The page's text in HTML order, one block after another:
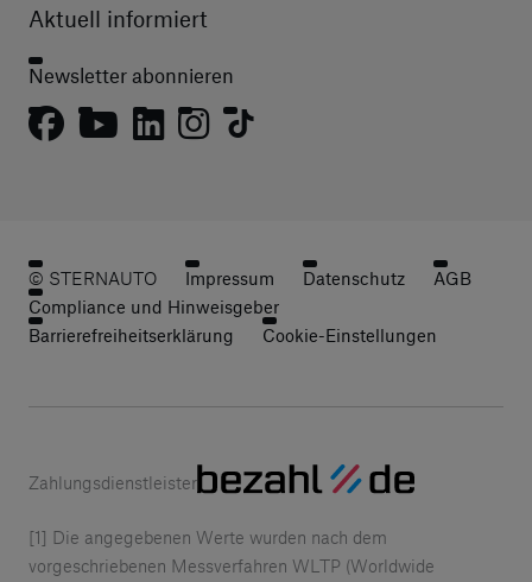
Aktuell informiert
Newsletter abonnieren
© STERNAUTO Impressum Datenschutz
AGB
Compliance und Hinweisgeber
Barrierefreiheitserklärung
Cookie-Einstellungen
Zahlungsdienstleister
[1] Die angegebenen Werte wurden nach dem
vorgeschriebenen Messverfahren WLTP (Worldwide